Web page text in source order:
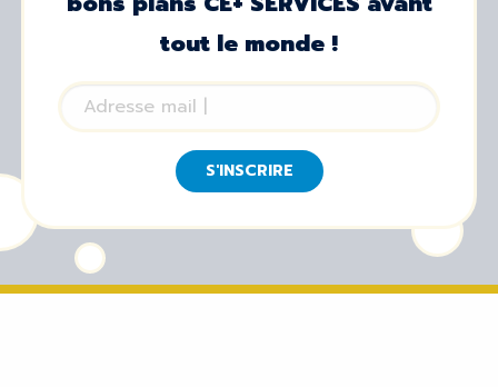
tout le monde !
S'INSCRIRE